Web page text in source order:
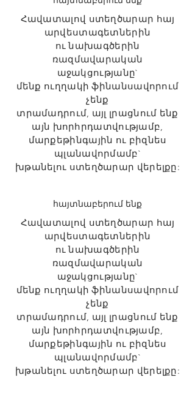
Հավատալով ստեղծարար հայ
արվեստագետներին
ու նախագծերին
ռազմավարական
աջակցությանը`
մենք ուղղակի ֆինանսավորում
չենք
տրամադրում, այլ լրացնում ենք
այն խորհրդատվությամբ,
մարքեթինգային ու բիզնես
պլանավորմամբ`
խթանելու ստեղծարար վերելքը:
հայտնաբերում ենք
Հավատալով ստեղծարար հայ
արվեստագետներին
ու նախագծերին
ռազմավարական
աջակցությանը`
մենք ուղղակի ֆինանսավորում
չենք
տրամադրում, այլ լրացնում ենք
այն խորհրդատվությամբ,
մարքեթինգային ու բիզնես
պլանավորմամբ`
խթանելու ստեղծարար վերելքը: